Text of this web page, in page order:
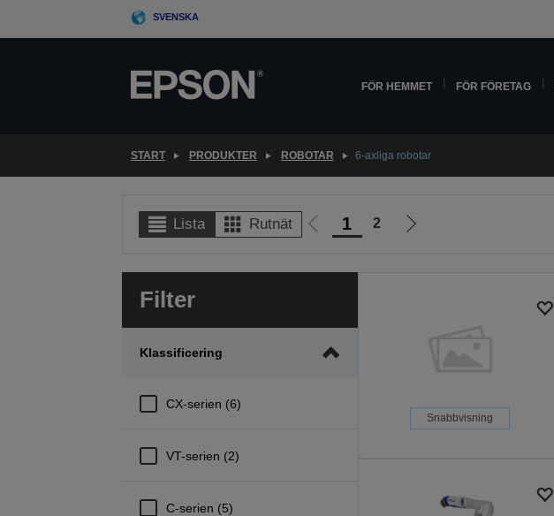
SVENSKA
FÖR HEMMET FÖR FÖRETAG
START PRODUKTER ROBOTAR 6-axliga robotar
Lista Rutnät
Gå
föregående
1 2
Gå
Filter
Klassificering
CX-serien (6)
VT-serien (2)
C-serien (5)
Snabbvisning